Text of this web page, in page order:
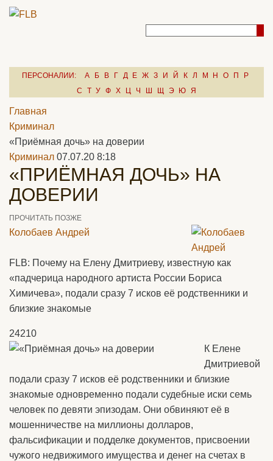
ПЕРСОНАЛИИ: А Б В Г Д Е Ж З И Й К Л М Н О П
Р
С
Т У Ф Х Ц Ч Ш Щ Э Ю Я
Главная
Криминал
«Приёмная дочь» на доверии
Криминал 07.07.20 8:18
«ПРИЁМНАЯ ДОЧЬ» НА
ДОВЕРИИ
ПРОЧИТАТЬ ПОЗЖЕ
Колобаев Андрей
FLB: Почему на Елену Дмитриеву, известную как
«падчерица народного артиста России Бориса
Химичева», подали сразу 7 исков её родственники и
близкие знакомые
24210
К Елене
Дмитриевой
подали сразу 7 исков её родственники и близкие
знакомые одновременно подали судебные иски семь
человек по девяти эпизодам. Они обвиняют её в
мошенничестве на миллионы долларов,
фальсификации и подделке документов, присвоении
чужого недвижимого имущества и денег на счетах в